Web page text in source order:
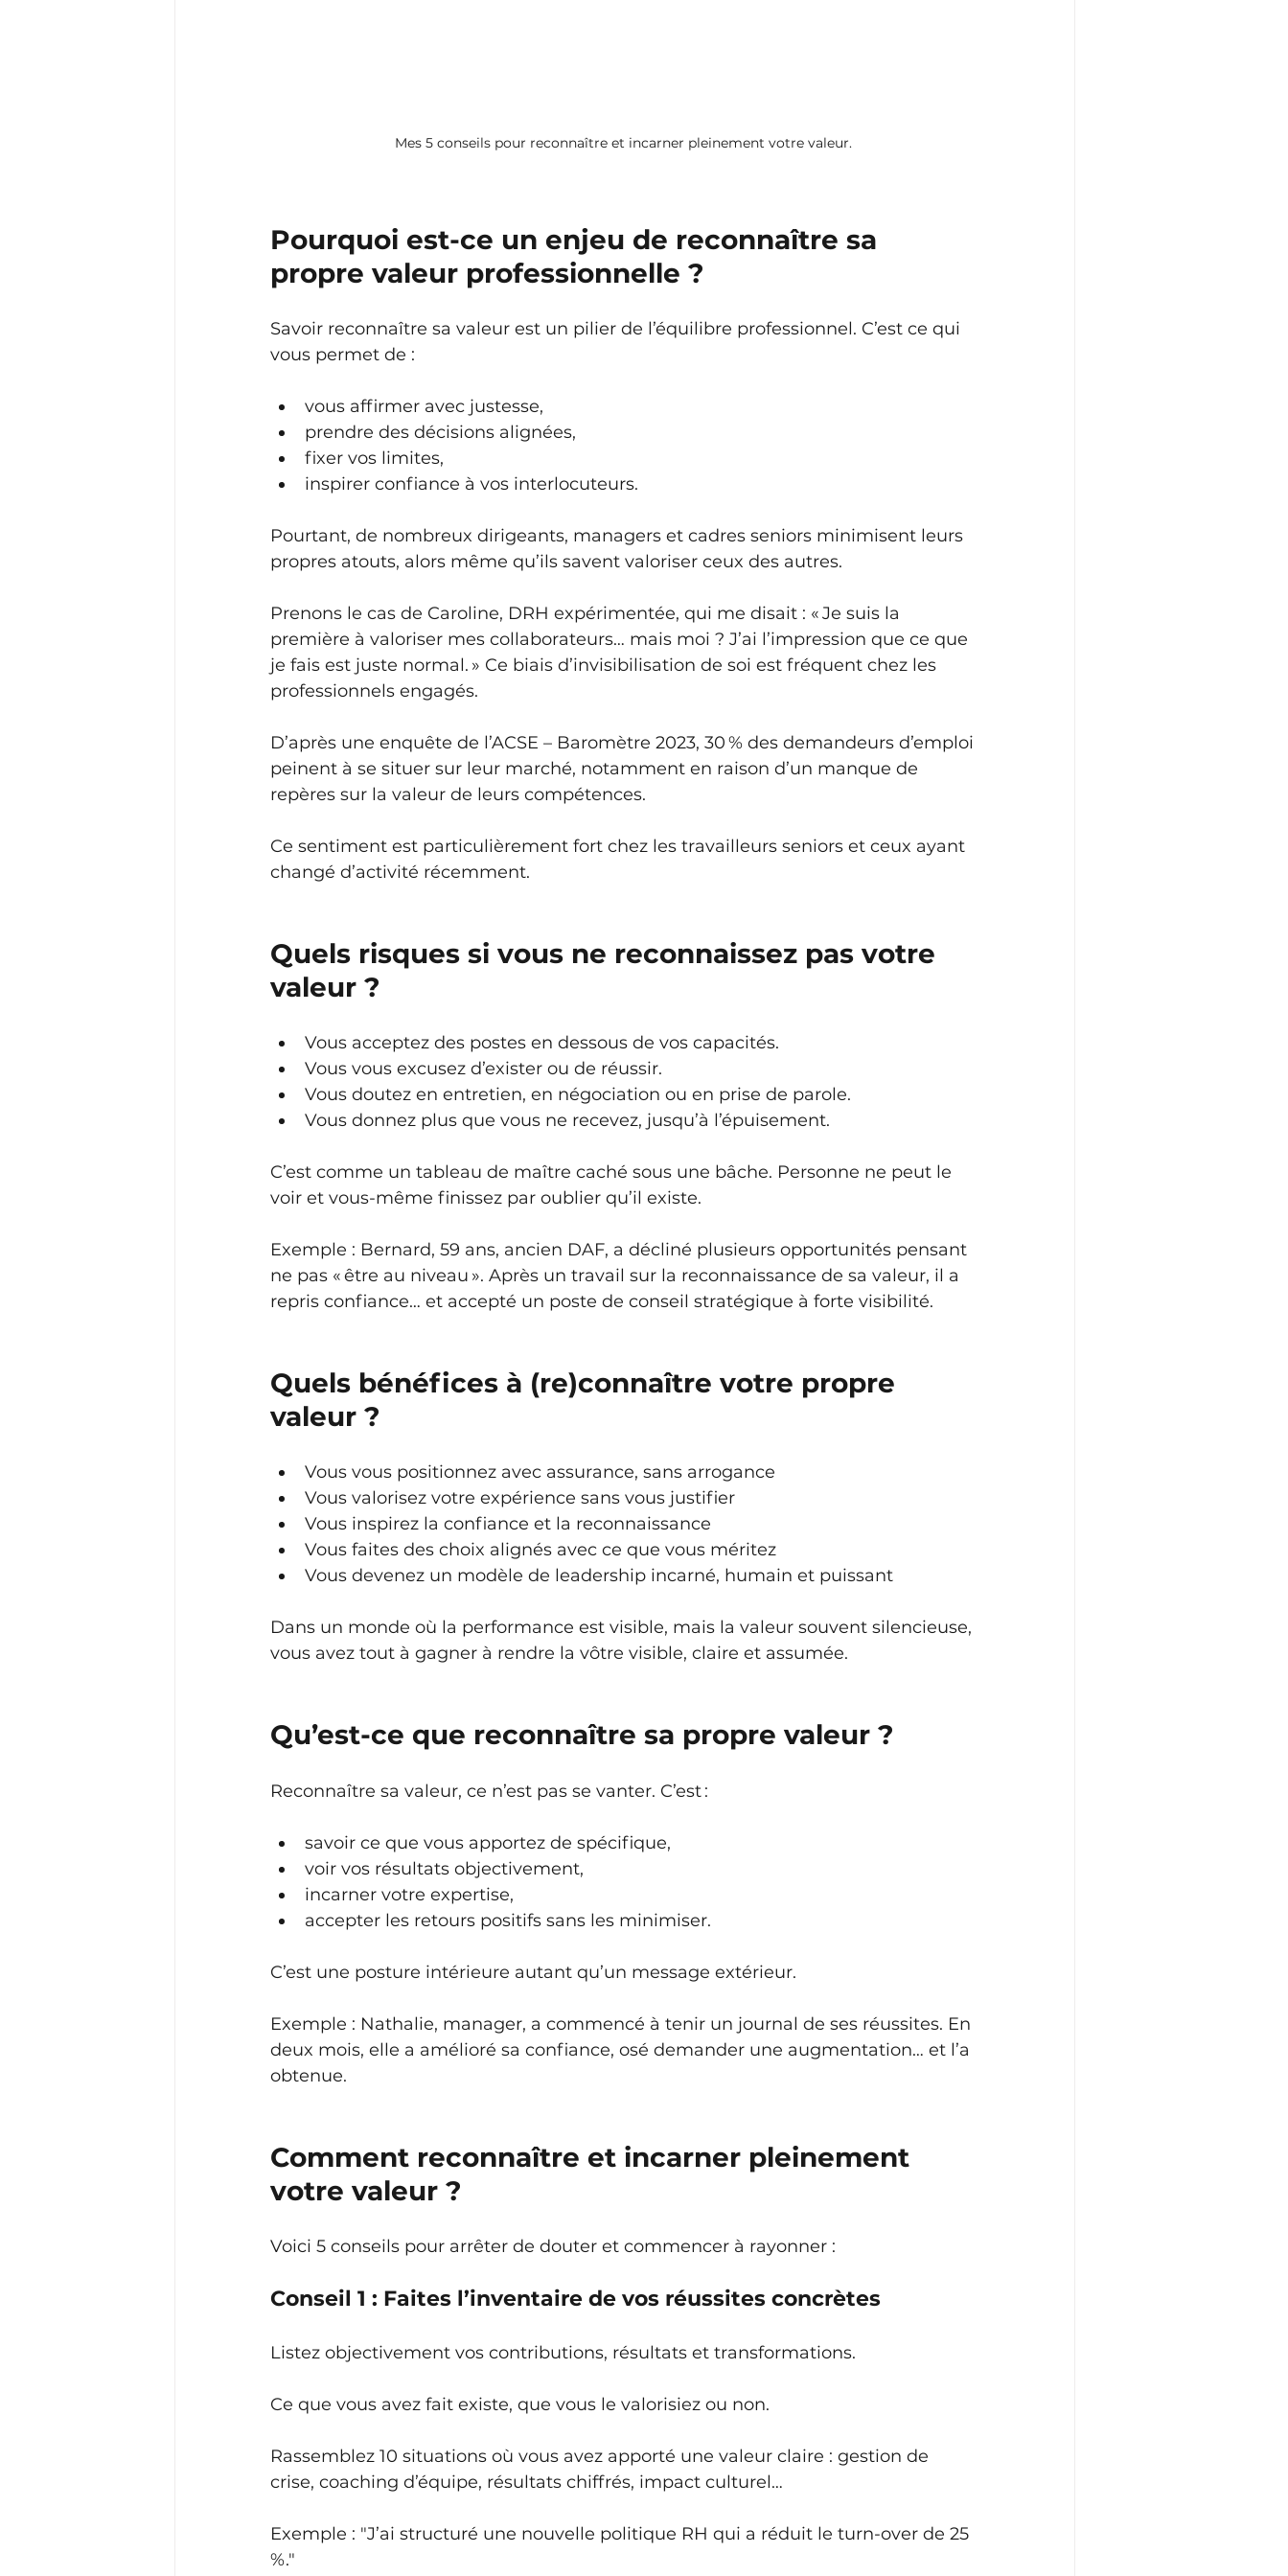
Mes 5 conseils pour reconnaître et incarner pleinement votre valeur.
Pourquoi est-ce un enjeu de reconnaître sa
propre valeur professionnelle ?
Savoir reconnaître sa valeur est un pilier de l’équilibre professionnel. C’est ce qui
vous permet de :
vous affirmer avec justesse,
prendre des décisions alignées,
fixer vos limites,
inspirer confiance à vos interlocuteurs.
Pourtant, de nombreux dirigeants, managers et cadres seniors minimisent leurs
propres atouts, alors même qu’ils savent valoriser ceux des autres.
Prenons le cas de Caroline, DRH expérimentée, qui me disait : « Je suis la
première à valoriser mes collaborateurs… mais moi ? J’ai l’impression que ce que
je fais est juste normal. » Ce biais d’invisibilisation de soi est fréquent chez les
professionnels engagés.
D’après une enquête de l’ACSE – Baromètre 2023, 30 % des demandeurs d’emploi
peinent à se situer sur leur marché, notamment en raison d’un manque de
repères sur la valeur de leurs compétences.
Ce sentiment est particulièrement fort chez les travailleurs seniors et ceux ayant
changé d’activité récemment.
Quels risques si vous ne reconnaissez pas votre
valeur ?
Vous acceptez des postes en dessous de vos capacités.
Vous vous excusez d’exister ou de réussir.
Vous doutez en entretien, en négociation ou en prise de parole.
Vous donnez plus que vous ne recevez, jusqu’à l’épuisement.
C’est comme un tableau de maître caché sous une bâche. Personne ne peut le
voir et vous-même finissez par oublier qu’il existe.
Exemple : Bernard, 59 ans, ancien DAF, a décliné plusieurs opportunités pensant
ne pas « être au niveau ». Après un travail sur la reconnaissance de sa valeur, il a
repris confiance… et accepté un poste de conseil stratégique à forte visibilité.
Quels bénéfices à (re)connaître votre propre
valeur ?
Vous vous positionnez avec assurance, sans arrogance
Vous valorisez votre expérience sans vous justifier
Vous inspirez la confiance et la reconnaissance
Vous faites des choix alignés avec ce que vous méritez
Vous devenez un modèle de leadership incarné, humain et puissant
Dans un monde où la performance est visible, mais la valeur souvent silencieuse,
vous avez tout à gagner à rendre la vôtre visible, claire et assumée.
Qu’est-ce que reconnaître sa propre valeur ?
Reconnaître sa valeur, ce n’est pas se vanter. C’est :
savoir ce que vous apportez de spécifique,
voir vos résultats objectivement,
incarner votre expertise,
accepter les retours positifs sans les minimiser.
C’est une posture intérieure autant qu’un message extérieur.
Exemple : Nathalie, manager, a commencé à tenir un journal de ses réussites. En
deux mois, elle a amélioré sa confiance, osé demander une augmentation… et l’a
obtenue.
Comment reconnaître et incarner pleinement
votre valeur ?
Voici 5 conseils pour arrêter de douter et commencer à rayonner :
Conseil 1 : Faites l’inventaire de vos réussites concrètes
Listez objectivement vos contributions, résultats et transformations.
Ce que vous avez fait existe, que vous le valorisiez ou non.
Rassemblez 10 situations où vous avez apporté une valeur claire : gestion de
crise, coaching d’équipe, résultats chiffrés, impact culturel…
Exemple : "J’ai structuré une nouvelle politique RH qui a réduit le turn-over de 25
%."